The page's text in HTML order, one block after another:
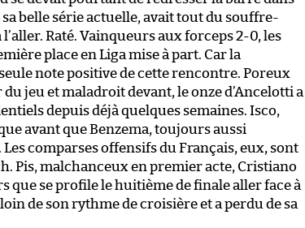
belle série actuelle, avait tout du souffre-
Raté. Vainqueurs aux forceps 2-0, les
place en Liga mise à part. Car la
note positive de cette rencontre. Poreux
jeu et maladroit devant, le onze d’Ancelotti a
depuis déjà quelques semaines. Isco,
avant que Benzema, toujours aussi
comparses offensifs du Français, eux, sont
Pis, malchanceux en premier acte, Cristiano
que se profile le huitième de finale aller face à
de son rythme de croisière et a perdu de sa